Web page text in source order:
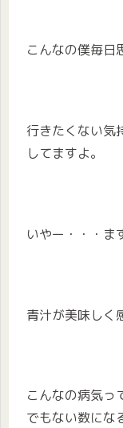
こんなの僕毎日
行きたくない気
してますよ。
いやー・・・ま
青汁が美味しく
こんなの病気っ
でもない数にな